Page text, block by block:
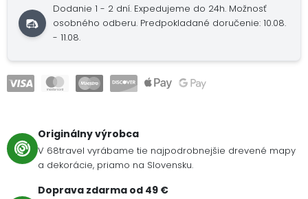
Dodanie 1 - 2 dní. Expedujeme do 24h. Možnosť
osobného odberu. Predpokladané doručenie: 10.08.
- 11.08.
Originálny výrobca
V 68travel vyrábame tie najpodrobnejšie drevené mapy
a dekorácie, priamo na Slovensku.
Doprava zdarma od 49 €